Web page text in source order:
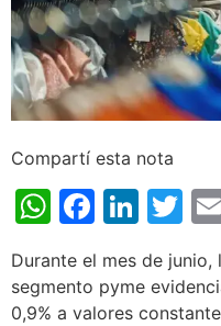
Compartí esta nota
WhatsApp
Durante el mes de
segmento pyme
0,9% a valores